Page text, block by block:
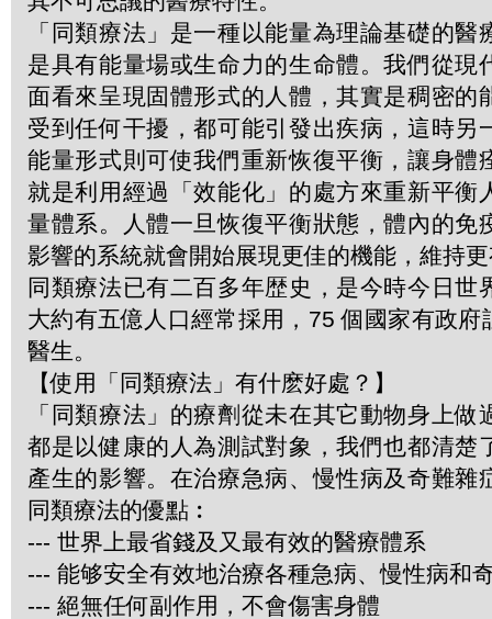
「同類療法」是一種以能量為理論基礎的醫
是具有能量場或生命力的生命體。我們從現
面看來呈現固體形式的人體，其實是稠密的
受到任何干擾，都可能引發出疾病，這時另
能量形式則可使我們重新恢復平衡，讓身體
就是利用經過「效能化」的處方來重新平衡
量體系。人體一旦恢復平衡狀態，體內的免
影響的系統就會開始展現更佳的機能，維持
同類療法已有二百多年歴史，是今時今日世
大約有五億人口經常採用，75 個國家有政府
醫生。
【使用「同類療法」有什麽好處？】
「同類療法」的療劑從未在其它動物身上做
都是以健康的人為測試對象，我們也都清楚
產生的影響。在治療急病、慢性病及奇難雜
同類療法的優點︰
--- 世界上最省錢及又最有效的醫療體系
--- 能够安全有效地治療各種急病、慢性病和
--- 絕無任何副作用，不會傷害身體